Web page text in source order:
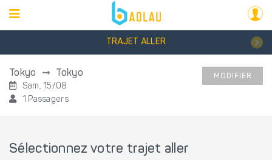
TRAJET ALLER
Tokyo Tokyo
Sam, 15/08
1 Passagers
MODIFIER
Sélectionnez votre trajet aller